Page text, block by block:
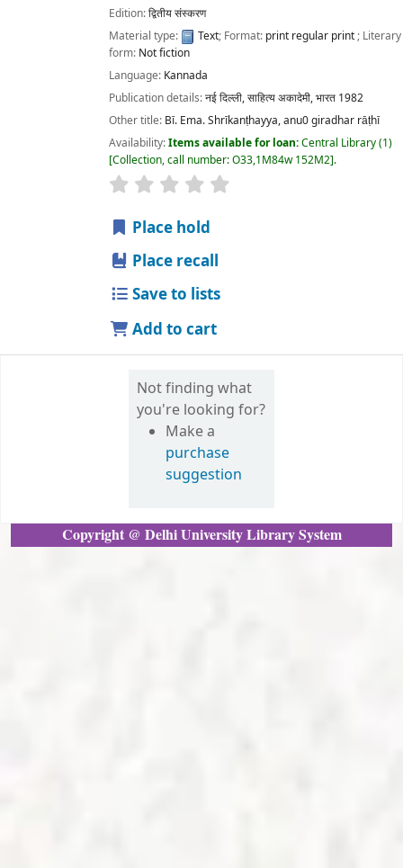
Edition:द्वितीय संस्करण
Material type:
Text; Format: print regular print; Literary
form: Not fiction
Language: Kannada
Publication details:नई दिल्ली,साहित्य अकादेमी, भारत 1982
Other title: Bī. Ema. Shrīkanṭhayya, anu0 giradhar rāṭhī
Availability:Items available for loan:Central Library(1)
Collection, call number:O33,1M84w 152M2 .
star rating
Place hold
Place recall
Save to lists
Add to cart
Not finding what
you're looking for?
Make a
purchase
suggestion
Copyright @ Delhi University Library System